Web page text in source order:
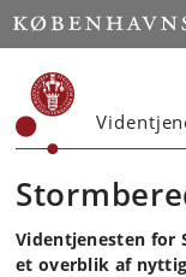
Start
Videntjenesten for
et overblik af